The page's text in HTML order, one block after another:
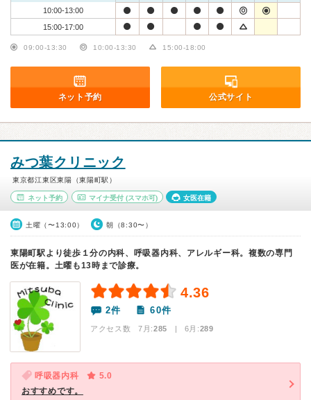
10:00-13:00
15:00-17:00
09:00-13:30 10:00-13:30 15:00-18:00
ネット予約 公式サイト
みつ葉クリニック
東京都江東区東陽（東陽町駅）
ネット予約 マイナ受付(スマホ可) 女医在籍
土曜（〜13:00） 朝（8:30〜）
東陽町駅より徒歩１分の内科、呼吸器内科、アレルギー科。複数の専門
医が在籍。土曜も13時まで診療。
4.36
2件 60件
アクセス数 7月:285 | 6月:289
呼吸器内科
5.0
おすすめです。